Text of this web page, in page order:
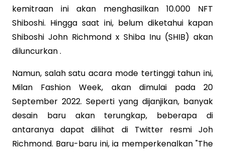
kemitraan ini akan menghasilkan 10.000 NFT
Shiboshi. Hingga saat ini, belum diketahui kapan
Shiboshi John Richmond x Shiba Inu (SHIB) akan
diluncurkan .
Namun, salah satu acara mode tertinggi tahun ini,
Milan Fashion Week, akan dimulai pada 20
September 2022. Seperti yang dijanjikan, banyak
desain baru akan terungkap, beberapa di
antaranya dapat dilihat di Twitter resmi Joh
Richmond. Baru-baru ini, ia memperkenalkan "The